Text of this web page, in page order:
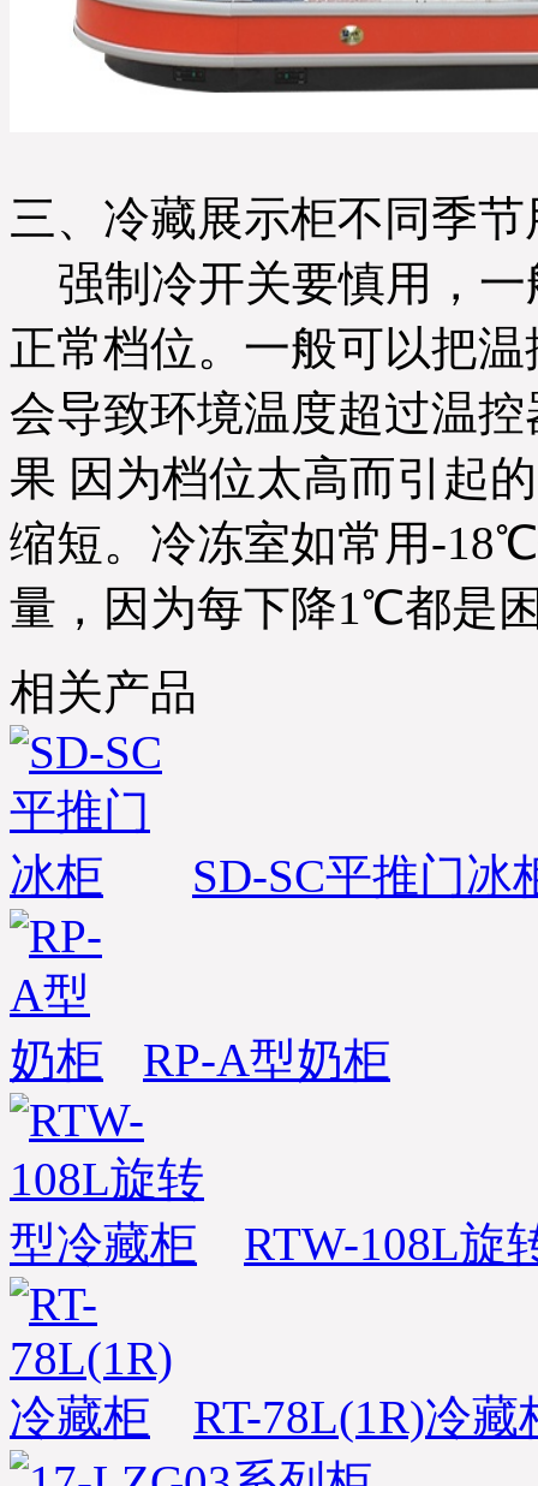
三、冷藏展示柜不同季
强制冷开关要慎用，一
正常档位。一般可以把
会导致环境温度超过温
果 因为档位太高而引起
缩短。冷冻室如常用-
量，因为每下降1℃都是
相关产品
SD-SC平推门冰
RP-A型奶柜
RTW-108L旋
RT-78L(1R)冷藏